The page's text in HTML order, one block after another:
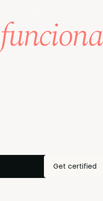
funciona
- Seu instrutor
Get certified